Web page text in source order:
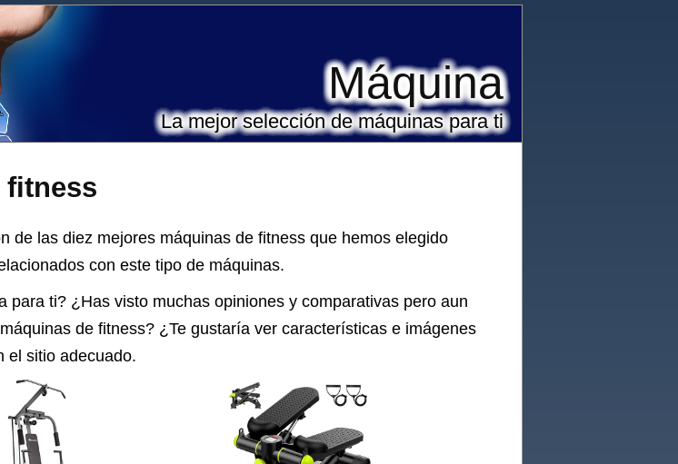
fitness
Máquina
La mejor selección de máquinas para ti
de las diez mejores máquinas de fitness que hemos elegido
con este tipo de máquinas.
para ti? ¿Has visto muchas opiniones y comparativas pero aun
máquinas de fitness? ¿Te gustaría ver características e imágenes
el sitio adecuado.